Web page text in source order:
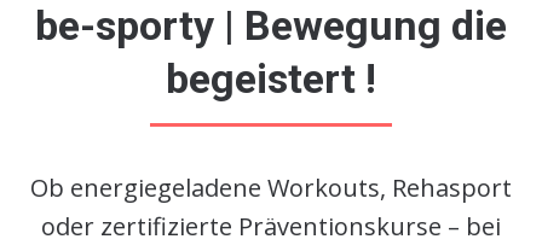
be-sporty | Bewegung die
begeistert !
Ob energiegeladene Workouts, Rehasport
oder zertifizierte Präventionskurse – bei